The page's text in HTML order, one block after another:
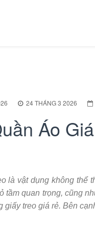
24 THÁNG 3 2026
Áo
là vật dụng không thể
quan trọng, cũng
giấy treo giá rẻ. Bên